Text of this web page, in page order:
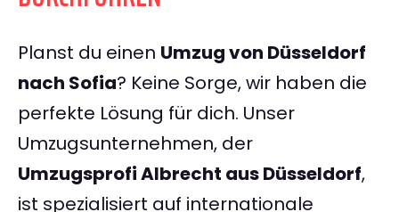
Planst du einen Umzug von Düsseldorf
nach Sofia? Keine Sorge, wir haben die
perfekte Lösung für dich. Unser
Umzugsunternehmen, der
Umzugsprofi Albrecht aus Düsseldorf,
ist spezialisiert auf internationale